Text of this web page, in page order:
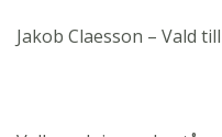
Jakob Claesson – Vald